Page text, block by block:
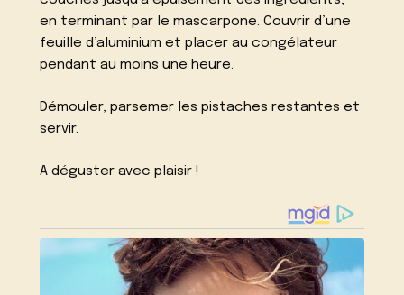
en terminant par le mascarpone. Couvrir d’une
feuille d’aluminium et placer au congélateur
pendant au moins une heure.
Démouler, parsemer les pistaches restantes et
servir.
A déguster avec plaisir !